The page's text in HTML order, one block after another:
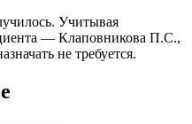
Учитывая
— Клаповникова П.С.,
не требуется.